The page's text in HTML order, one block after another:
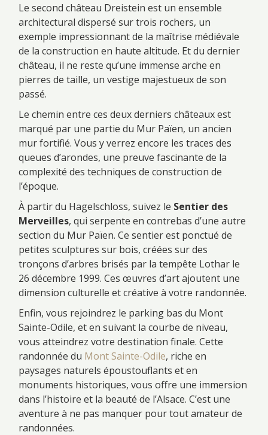
Le second château Dreistein est un ensemble
architectural dispersé sur trois rochers, un
exemple impressionnant de la maîtrise médiévale
de la construction en haute altitude. Et du dernier
château, il ne reste qu’une immense arche en
pierres de taille, un vestige majestueux de son
passé.
Le chemin entre ces deux derniers châteaux est
marqué par une partie du Mur Païen, un ancien
mur fortifié. Vous y verrez encore les traces des
queues d’arondes, une preuve fascinante de la
complexité des techniques de construction de
l’époque.
À partir du Hagelschloss, suivez le Sentier des
Merveilles, qui serpente en contrebas d’une autre
section du Mur Païen. Ce sentier est ponctué de
petites sculptures sur bois, créées sur des
tronçons d’arbres brisés par la tempête Lothar le
26 décembre 1999. Ces œuvres d’art ajoutent une
dimension culturelle et créative à votre randonnée.
Enfin, vous rejoindrez le parking bas du Mont
Sainte-Odile, et en suivant la courbe de niveau,
vous atteindrez votre destination finale. Cette
randonnée du Mont Sainte-Odile, riche en
paysages naturels époustouflants et en
monuments historiques, vous offre une immersion
dans l’histoire et la beauté de l’Alsace. C’est une
aventure à ne pas manquer pour tout amateur de
randonnées.